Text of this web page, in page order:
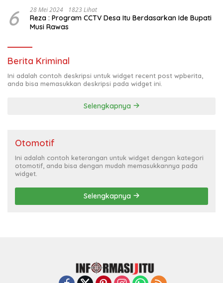
6 28 Mei 2024 1823 Lihat
Reza : Program CCTV Desa Itu Berdasarkan Ide Bupati
Musi Rawas
Berita Kriminal
Ini adalah contoh deskripsi untuk widget recent post wpberita,
anda bisa memasukkan deskripsi pada widget ini.
Selengkapnya
Otomotif
Ini adalah contoh keterangan untuk widget dengan kategori
otomotif, anda bisa dengan mudah memasukkannya pada
widget.
Selengkapnya